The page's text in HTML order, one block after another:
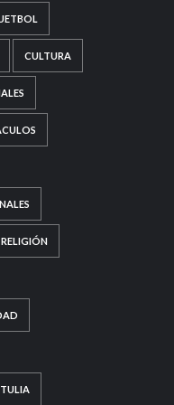
CULTURA
RELIGIÓN